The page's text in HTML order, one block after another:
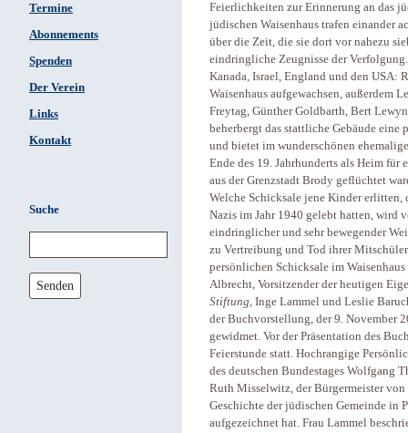
Termine
Abonnements
Spenden
Der Verein
Links
Kontakt
Suche
Senden
Feierlichkeiten zur Erinnerung an das
jüdischen Waisenhaus trafen einander
über die Zeit, die sie dort vor nahezu
eindringliche Zeugnisse der
Kanada, Israel, England und den USA:
Waisenhaus aufgewachsen, außerdem
Freytag, Günther Goldbarth, Bert
beherbergt das stattliche Gebäude
und bietet im wunderschönen
Ende des 19. Jahrhunderts als Heim
aus der Grenzstadt Brody geflüchtet
Welche Schicksale jene Kinder erlitten,
Nazis im Jahr 1940 gelebt hatten, wird
eindringlicher und sehr bewegender
zu Vertreibung und Tod ihrer
persönlichen Schicksale im
Albrecht, Vorsitzender der heutigen
Stiftung, Inge Lammel und Leslie
der Buchvorstellung, der 9. November
gewidmet. Vor der Präsentation des
Feierstunde statt. Hochrangige
des deutschen Bundestages Wolfgang
Ruth Misselwitz, der Bürgermeister
Geschichte der jüdischen Gemeinde in
aufgezeichnet hat. Frau Lammel